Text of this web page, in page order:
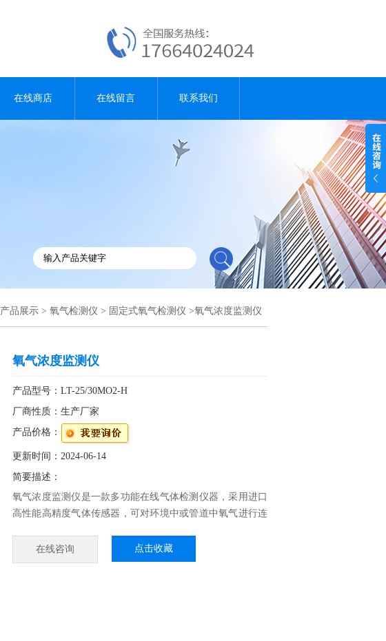
在线商店 在线留言 联系我们
产品展示 > 氧气检测仪 > 固定式氧气检测仪 >氧气浓度监测仪
氧气浓度监测仪
产品型号：LT-25/30MO2-H
厂商性质：生产厂家
产品价格：
更新时间：2024-06-14
简要描述：
氧气浓度监测仪是一款多功能在线气体检测仪器，采用进口
高性能高精度气体传感器，可对环境中或管道中氧气进行连
数，整体隔爆结构设计，传输距离远、信号稳定、灵敏度
高、响应时间迅速。
在线咨询 点击收藏